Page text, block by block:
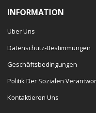
INFORMATION
Über Uns
Datenschutz-Bestimmungen
Geschäftsbedingungen
Politik Der Sozialen
Kontaktieren Uns